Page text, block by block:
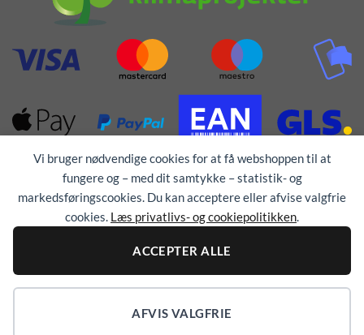
Vi bruger nødvendige cookies for at få webshoppen til at
fungere og – med dit samtykke – statistik- og
markedsføringscookies. Du kan acceptere eller afvise valgfrie
cookies. Læs privatlivs- og cookiepolitikken.
ACCEPTER ALLE
AFVIS VALGFRIE
Alle rettigheder forbeholdes © 1976 - 2026TEX-